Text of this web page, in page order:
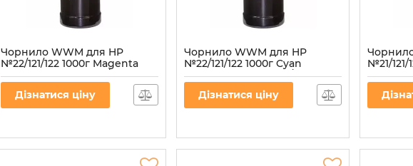
Чорнило WWM для HP
№22/121/122 1000г Magenta
водорозчинне (H34/M-4)
Артикул:
Дізнатися ціну
Чорнило WWM для HP
№22/121/122 1000г Cyan
водорозчинне (H34/C-4)
Артикул:
Дізнатися ціну
№21/121/
Артикул: